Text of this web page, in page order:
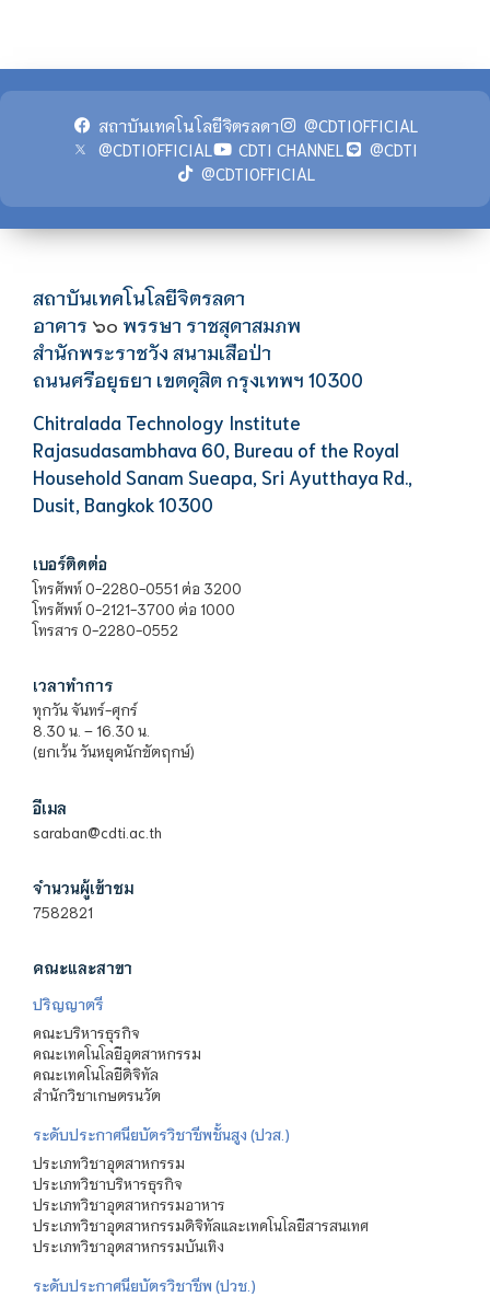
สถาบันเทคโนโลยีจิตรลดา
@CDTIOFFICIAL
@CDTIOFFICIAL
CDTI CHANNEL
@CDTI
@CDTIOFFICIAL
สถาบันเทคโนโลยีจิตรลดา
อาคาร ๖๐ พรรษา ราชสุดาสมภพ
สำนักพระราชวัง สนามเสือป่า
ถนนศรีอยุธยา เขตดุสิต กรุงเทพฯ 10300
Chitralada Technology Institute
Rajasudasambhava 60, Bureau of the Royal
Household Sanam Sueapa, Sri Ayutthaya Rd.,
Dusit, Bangkok 10300
เบอร์ติดต่อ
โทรศัพท์ 0-2280-0551 ต่อ 3200
โทรศัพท์ 0-2121-3700 ต่อ 1000
โทรสาร 0-2280-0552
เวลาทำการ
ทุกวัน จันทร์-ศุกร์
8.30 น. – 16.30 น.
(ยกเว้น วันหยุดนักขัตฤกษ์)
อีเมล
saraban@cdti.ac.th
จำนวนผู้เข้าชม
7582821
คณะและสาขา
ปริญญาตรี
คณะบริหารธุรกิจ
คณะเทคโนโลยีอุตสาหกรรม
คณะเทคโนโลยีดิจิทัล
สำนักวิชาเกษตรนวัต
ระดับประกาศนียบัตรวิชาชีพชั้นสูง (ปวส.)
ประเภทวิชาอุตสาหกรรม
ประเภทวิชาบริหารธุรกิจ
ประเภทวิชาอุตสาหกรรมอาหาร
ประเภทวิชาอุตสาหกรรมดิจิทัลและเทคโนโลยีสารสนเทศ
ประเภทวิชาอุตสาหกรรมบันเทิง
ระดับประกาศนียบัตรวิชาชีพ (ปวช.)